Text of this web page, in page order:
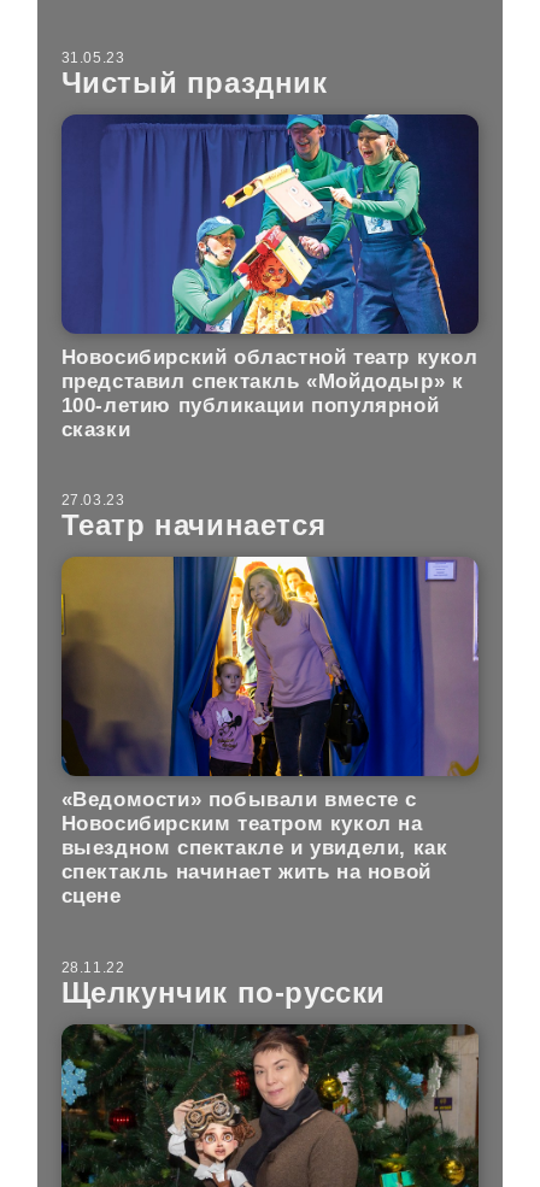
31.05.23
Чистый праздник
Новосибирский областной театр кукол
представил спектакль «Мойдодыр» к
100-летию публикации популярной
сказки
27.03.23
Театр начинается
«Ведомости» побывали вместе с
Новосибирским театром кукол на
выездном спектакле и увидели, как
спектакль начинает жить на новой
сцене
28.11.22
Щелкунчик по-русски